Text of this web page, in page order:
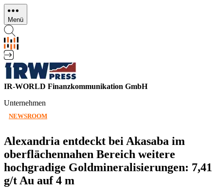
Direkt
zum
Inhalt
Menü
IR-WORLD Finanzkommunikation GmbH
Unternehmen
NEWSROOM
Alexandria entdeckt bei Akasaba im
oberflächennahen Bereich weitere
hochgradige Goldmineralisierungen: 7,41
g/t Au auf 4 m